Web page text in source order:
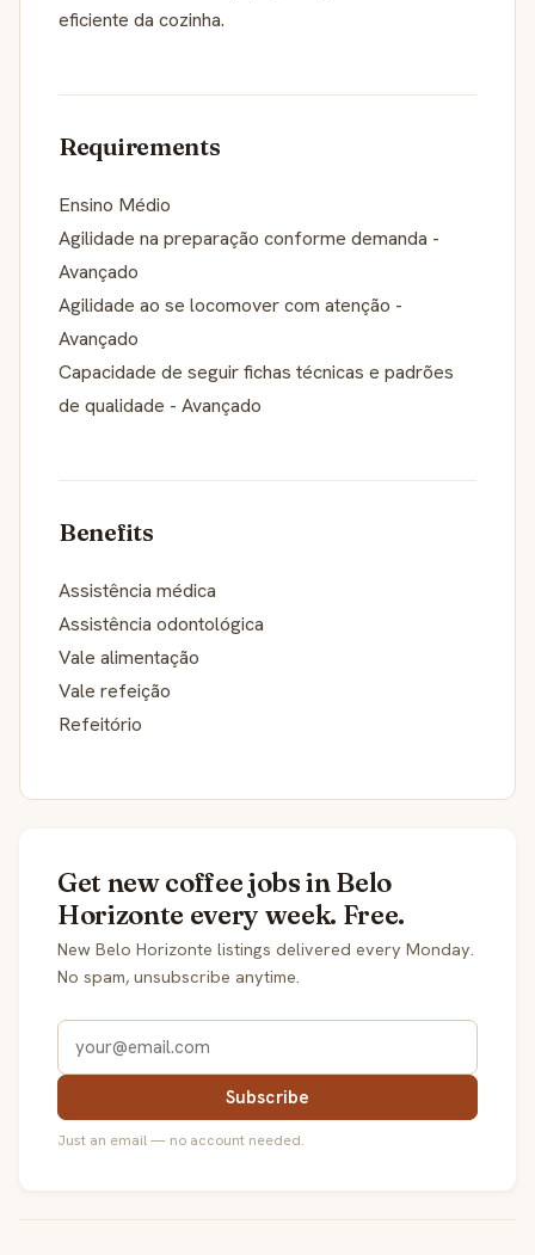
eficiente da cozinha.
Requirements
Ensino Médio
Agilidade na preparação conforme demanda -
Avançado
Agilidade ao se locomover com atenção -
Avançado
Capacidade de seguir fichas técnicas e padrões
de qualidade - Avançado
Benefits
Assistência médica
Assistência odontológica
Vale alimentação
Vale refeição
Refeitório
Get new coffee jobs in Belo
Horizonte every week. Free.
New Belo Horizonte listings delivered every Monday.
No spam, unsubscribe anytime.
Subscribe
Just an email — no account needed.